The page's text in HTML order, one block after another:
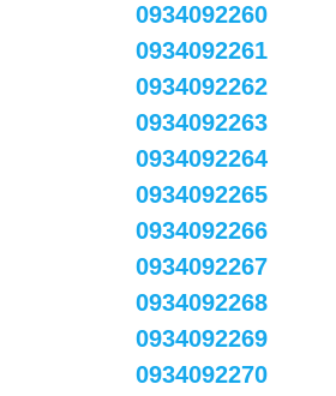
0934092260
0934092261
0934092262
0934092263
0934092264
0934092265
0934092266
0934092267
0934092268
0934092269
0934092270